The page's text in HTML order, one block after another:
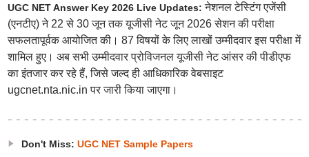
UGC NET Answer Key 2026 Live Updates:नेशनल टेस्टिंग एजेंसी
(एनटीए) ने 22 से 30 जून तक यूजीसी नेट जून 2026 सेशन की परीक्षा
सफलतापूर्वक आयोजित की। 87 विषयों के लिए लाखों उम्मीदवार इस परीक्षा में
शामिल हुए। अब सभी उम्मीदवार प्रोविजनल यूजीसी नेट आंसर की पीडीएफ
का इंतजार कर रहे हैं, जिसे जल्द ही आधिकारिक वेबसाइट
ugcnet.nta.nic.in पर जारी किया जाएगा।
Don't Miss: UGC NET Sample Papers